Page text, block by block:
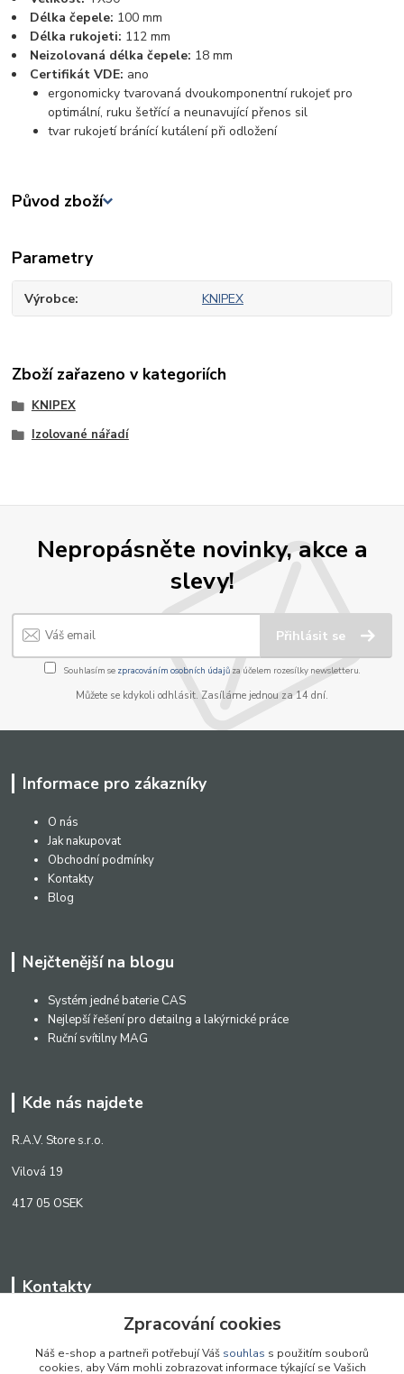
Délka čepele: 100 mm
Délka rukojeti: 112 mm
Neizolovaná délka čepele: 18 mm
Certifikát VDE: ano
ergonomicky tvarovaná dvoukomponentní rukojeť pro
optimální, ruku šetřící a neunavující přenos sil
tvar rukojetí bránící kutálení při odložení
Původ zboží
Parametry
Výrobce KNIPEX
Zboží zařazeno v kategoriích
KNIPEX
Izolované nářadí
Nepropásněte novinky, akce a
slevy!
Přihlásit se
Souhlasím se zpracováním osobních údajůza účelem rozesílky newsletteru.
Můžete se kdykoli odhlásit. Zasíláme jednou za 14 dní.
Informace pro zákazníky
O nás
Jak nakupovat
Obchodní podmínky
Kontakty
Blog
Nejčtenější na blogu
Systém jedné baterie CAS
Nejlepší řešení pro detailng a lakýrnické práce
Ruční svítilny MAG
Kde nás najdete
R.A.V. Store s.r.o.
Vilová 19
417 05 OSEK
Kontakty
+420 776 242 909
Zpracování cookies
Náš e-shop a partneři potřebují Váš souhlas s použitím souborů
cookies, aby Vám mohli zobrazovat informace týkající se Vašich